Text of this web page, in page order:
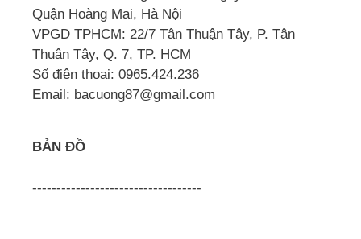
Quận Hoàng Mai, Hà Nội
VPGD TPHCM: 22/7 Tân Thuận Tây, P. Tân
Thuận Tây, Q. 7, TP. HCM
Số điện thoại: 0965.424.236
Email: bacuong87@gmail.com
BẢN ĐỒ
-----------------------------------